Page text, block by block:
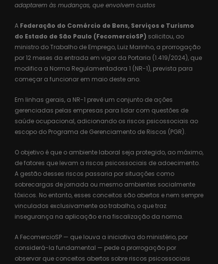
adaptarem às mudanças, que envolvem custos
A Federação do Comércio de Bens, Serviços e Turismo
do Estado de São Paulo (FecomercioSP) solicitou, ao
ministro do Trabalho de Emprego, Luiz Marinho, a prorrogação
por 12 meses da entrada em vigor da Portaria (1.419/2024), que
modifica a Norma Regulamentadora 1 (NR-1), prevista para
começar a funcionar em maio deste ano.
Em linhas gerais, a NR-1 prevê um conjunto de ações
gerenciadas pelas empresas para lidar com questões de
saúde ocupacional, adicionando os riscos psicossociais ao
escopo do Programa de Gerenciamento de Riscos (PGR).
O objetivo é que o ambiente laboral seja protegido, ao máximo,
de fatores que levam a riscos psicossociais de adoecimento.
A gestão desses riscos passaria por situações como
sobrecargas de jornada ou mesmo ambientes socialmente
tóxicos. No entanto, esses conceitos são abertos e nem sempre
vinculados exclusivamente ao trabalho, o que traz
insegurança na aplicação e na fiscalização da norma.
A FecomercioSP — que louva a iniciativa do ministério, por
considerá-la fundamental — pede a prorrogação por
observar que conceitos abertos sobre riscos psicossociais